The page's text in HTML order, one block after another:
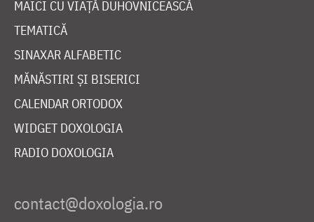
MAICI CU VIAȚĂ DUHOVNICEASCĂ
TEMATICĂ
SINAXAR ALFABETIC
MĂNĂSTIRI ȘI BISERICI
CALENDAR ORTODOX
WIDGET DOXOLOGIA
RADIO DOXOLOGIA